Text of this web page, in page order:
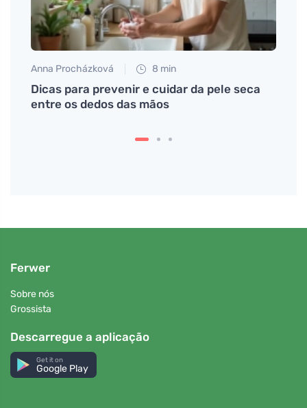
Anna Procházková 8 min
Dicas para prevenir e cuidar da pele seca
entre os dedos das mãos
Ferwer
Sobre nós
Grossista
Descarregue a aplicação
Get it on
Google Play